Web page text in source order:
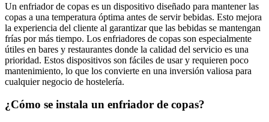
Un enfriador de copas es un dispositivo diseñado para mantener las
copas a una temperatura óptima antes de servir bebidas. Esto mejora
la experiencia del cliente al garantizar que las bebidas se mantengan
frías por más tiempo. Los enfriadores de copas son especialmente
útiles en bares y restaurantes donde la calidad del servicio es una
prioridad. Estos dispositivos son fáciles de usar y requieren poco
mantenimiento, lo que los convierte en una inversión valiosa para
cualquier negocio de hostelería.
¿Cómo se instala un enfriador de copas?